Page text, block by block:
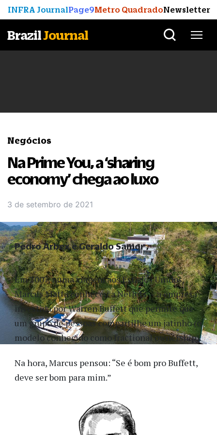
INFRA JournalPage9Metro QuadradoNewsletter
BrazilJournal
Negócios
Na Prime You, a ‘sharing
economy’ chega ao luxo
3 de setembro de 2021
Em 2007, numa viagem aos Estados Unidos,
Marcus Matta conheceu a NetJets — a empresa
investida por Warren Buffett que permite que
um grupo de pessoas compartilhe um jatinho (o
modelo conhecido como fractional ownership).
Na hora, Marcus pensou: “Se é bom pro Buffett,
deve ser bom para mim.”
Pedro Arbex e Geraldo Samor